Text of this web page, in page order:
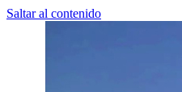
Saltar al contenido